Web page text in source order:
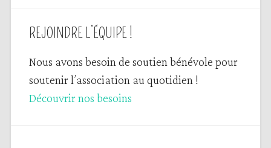
REJOINDRE L’ÉQUIPE !
Nous avons besoin de soutien bénévole pour
soutenir l’association au quotidien !
Découvrir nos besoins